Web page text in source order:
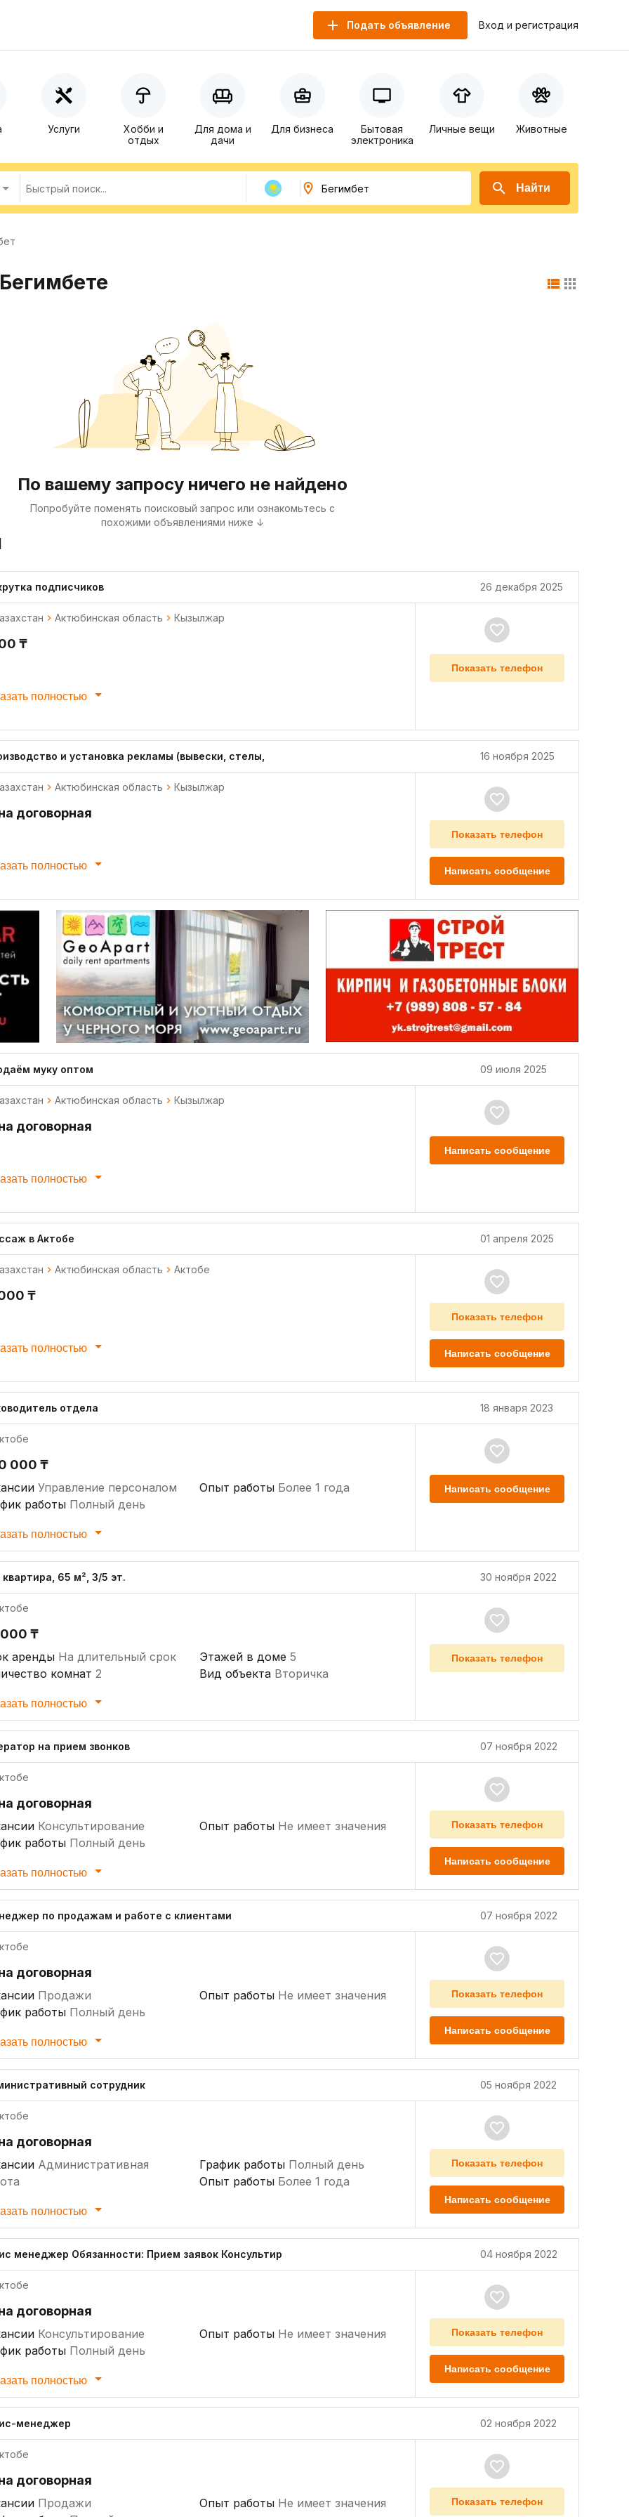
Подать объявление Вход и регистрация
Услуги
Хобби и
отдых
Для дома и
дачи
Для бизнеса
Бытовая
электроника
Личные вещи Животные
Найти
По вашему запросу ничего не найдено
Попробуйте поменять поисковый запрос или ознакомьтесь с
похожими объявлениями ниже ↓
подписчиков 26 декабря 2025
Актюбинская область Кызылжар
₸
полностью
Показать телефон
и установка рекламы (вывески, стелы, 16 ноября 2025
Актюбинская область Кызылжар
договорная
полностью
Показать телефон
Написать сообщение
муку оптом 09 июля 2025
Актюбинская область Кызылжар
договорная
полностью
Написать сообщение
в Актобе 01 апреля 2025
Актюбинская область Актобе
₸
полностью
Показать телефон
Написать сообщение
отдела 18 января 2023
000 ₸
Управление персоналом
работы Полный день
Опыт работы Более 1 года
полностью
Написать сообщение
квартира, 65 м², 3/5 эт. 30 ноября 2022
₸
аренды На длительный срок
комнат 2
3
Этажей в доме 5
Вид объекта Вторичка
полностью
Показать телефон
на прием звонков 07 ноября 2022
договорная
Консультирование
работы Полный день
Опыт работы Не имеет значения
полностью
Показать телефон
Написать сообщение
по продажам и работе с клиентами 07 ноября 2022
договорная
Продажи
работы Полный день
Опыт работы Не имеет значения
полностью
Показать телефон
Написать сообщение
сотрудник 05 ноября 2022
договорная
Административная
График работы Полный день
Опыт работы Более 1 года
полностью
Показать телефон
Написать сообщение
менеджер Обязанности: Прием заявок Консультир 04 ноября 2022
договорная
Консультирование
работы Полный день
Опыт работы Не имеет значения
полностью
Показать телефон
Написать сообщение
менеджер 02 ноября 2022
договорная
Продажи
Опыт работы Не имеет значения Показать телефон